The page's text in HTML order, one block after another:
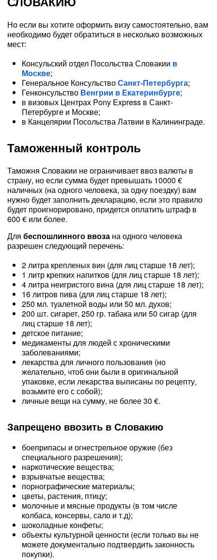
Но если вы хотите оформить визу самостоятельно, вам
необходимо будет обратиться в несколько возможных
мест:
Консульский отдел Посольства Словакии в
Москве;
Генеральное КонсульствоСанкт-Петербурга;
Генконсульство Венгрии в Екатеринбурге;
в визовых Центрах Pony Express в Санкт-
Петербурге и Москве;
в Канцелярии Посольства Латвии в Калининграде.
Таможенный контроль
Таможня Словакии не ограничивает ввоз валюты в
страну, но если сумма будет превышать 10000 €
наличных (на одного человека, за одну поездку) вам
нужно будет заполнить декларацию, если это правило
будет проигнорировано, придется оплатить штраф в
600 € или более.
Для беспошлинного ввоза на одного человека
разрешен следующий перечень:
2 литра крепленых вин (для лиц старше 18 лет);
1 литр крепких напитков (для лиц старше 18 лет);
4 литра неигристого вина (для лиц старше 18 лет);
16 литров пива (для лиц старше 18 лет);
250 мл. туалетной воды или 50 мл. духов;
200 шт. сигарет, 250 гр. табака или 50 сигар (для
лиц старше 18 лет);
детское питание;
медикаменты для людей с хроническими
заболеваниями;
лекарства для личного пользования (но
желательно, чтоб они были в оригинальной
упаковке, если лекарства выписаны по рецепту,
возьмите его с собой);
личные вещи на сумму, не более 30 €.
Запрещено ввозить в Словакию
боеприпасы и огнестрельное оружие (без
специального разрешения);
наркотические вещества;
взрывчатые вещества;
порнографические материалы;
цветы, растения, птицу;
молочные и мясные продукты (в том числе
колбаса, консервы, сало и т.д);
шоколадные конфеты;
объекты культурной ценности (если только вы не
можете документально подтвердить законность
покупки).